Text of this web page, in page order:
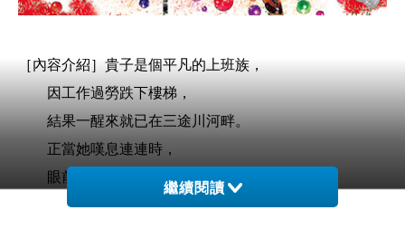
［內容介紹］ 貴子是個平凡的上班族，
因工作過勞跌下樓梯，
結果一醒來就已在三途川河畔。
正當她嘆息連連時，
眼前出現了一位美到不可方物的青年─三瀨川。
他不由分說地帶貴子來到洋溢江戶風情的奇妙城鎮，
繼續閱讀